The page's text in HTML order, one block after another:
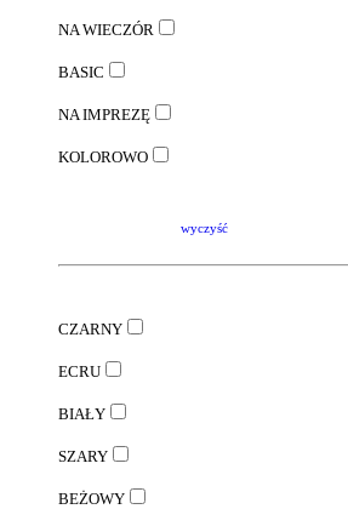
NA WIECZÓR
BASIC
NA IMPREZĘ
KOLOROWO
wyczyść
CZARNY
ECRU
BIAŁY
SZARY
BEŻOWY